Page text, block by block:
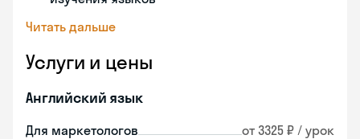
Читать дальше
Услуги и цены
Английский язык
Для маркетологов от 3325 ₽ / урок